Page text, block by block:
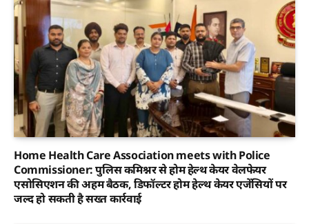
Home Health Care Association meets with Police
Commissioner: पुलिस कमिश्नर से होम हेल्थ केयर वेलफेयर
एसोसिएशन की अहम बैठक, डिफॉल्टर होम हेल्थ केयर एजेंसियों पर
जल्द हो सकती है सख्त कार्रवाई